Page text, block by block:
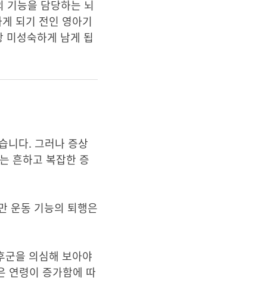
기능을 담당하는 뇌
되기 전인 영아기
성숙하게 남게 됩
니다. 그러나 증상
흔하고 복잡한 증
운동 기능의 퇴행은
군을 의심해 보아야
연령이 증가함에 따